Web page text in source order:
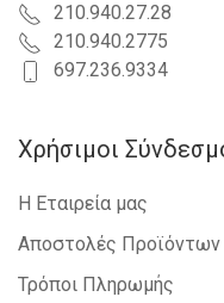
210.940.27.28
210.940.2775
697.236.9334
Χρήσιμοι
Η Εταιρεία μας
Αποστολές Προϊόντων
Τρόποι Πληρωμής